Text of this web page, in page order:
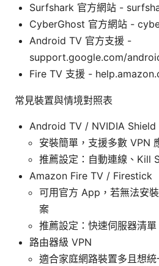
Surfshark 官方網站 -
CyberGhost 官方網站 -
Android TV 官方支援 -
support.google.com/
Fire TV 支援 -
常見裝置與情境對照表
Android TV / NVIDIA Shield
安裝簡單，支援多數 VPN
推薦設定：自動連線、Kill
Amazon Fire TV / Firestick
可用官方 App，若無法安
案
推薦設定：快速伺服器清
路由器級 VPN
適合家庭網路裝置多且想統